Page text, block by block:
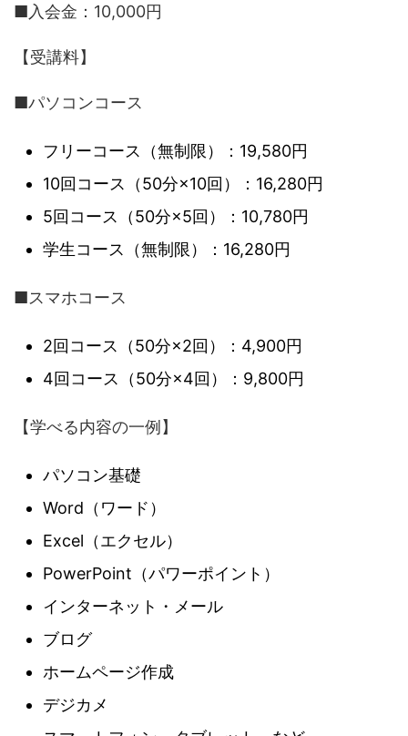
■入会金：10,000円
【受講料】
■パソコンコース
フリーコース（無制限）：19,580円
10回コース（50分×10回）：16,280円
5回コース（50分×5回）：10,780円
学生コース（無制限）：16,280円
■スマホコース
2回コース（50分×2回）：4,900円
4回コース（50分×4回）：9,800円
【学べる内容の一例】
パソコン基礎
Word（ワード）
Excel（エクセル）
PowerPoint（パワーポイント）
インターネット・メール
ブログ
ホームページ作成
デジカメ